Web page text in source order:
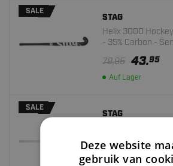
SALE
STAG
Helix 3000
- 35% Carbon -
79,95 43.95
Auf Lager
SALE
STAG
Helix 3000
- 35% Carbon -
79,95 35.95
Deze website
gebruik van